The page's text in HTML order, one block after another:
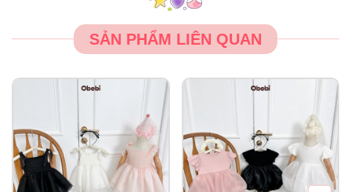
SẢN PHẨM LIÊN QUAN